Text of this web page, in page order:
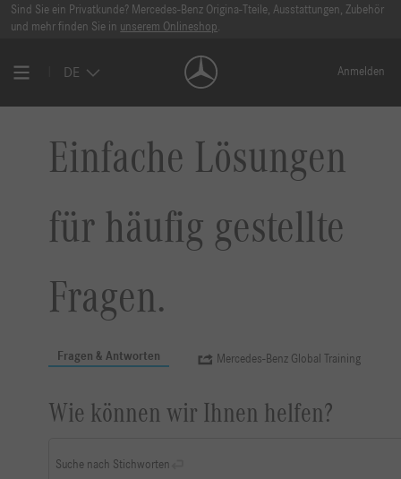
Sind Sie ein Privatkunde? Mercedes-Benz Origina-Tteile, Ausstattungen, Zubehör
und mehr finden Sie in unserem Onlineshop.
DE Anmelden
Einfache Lösungen
für häufig gestellte
Fragen.
Fragen & Antworten Mercedes-Benz Global Training
Wie können wir Ihnen helfen?
Suche nach Stichworten